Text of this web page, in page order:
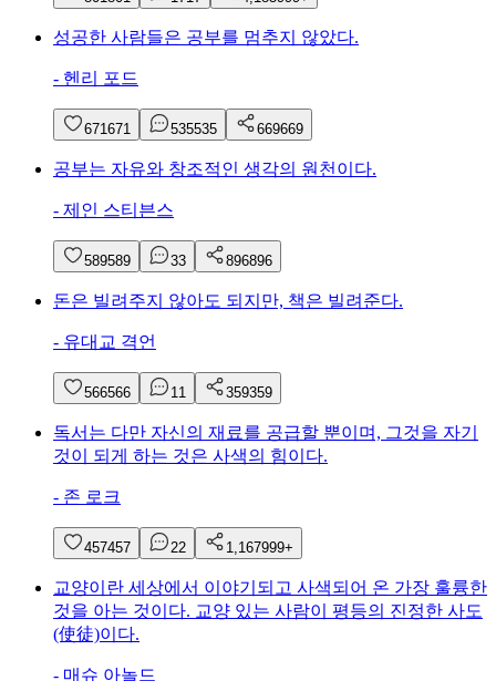
성공한 사람들은 공부를 멈추지 않았다.
- 헨리 포드
671671 535535 669669
공부는 자유와 창조적인 생각의 원천이다.
- 제인 스티븐스
589589 33 896896
돈은 빌려주지 않아도 되지만, 책은 빌려준다.
- 유대교 격언
566566 11 359359
독서는 다만 자신의 재료를 공급할 뿐이며, 그것을 자기
것이 되게 하는 것은 사색의 힘이다.
- 존 로크
457457 22 1,167999+
교양이란 세상에서 이야기되고 사색되어 온 가장 훌륭한
것을 아는 것이다. 교양 있는 사람이 평등의 진정한 사도
(使徒)이다.
- 매슈 아놀드